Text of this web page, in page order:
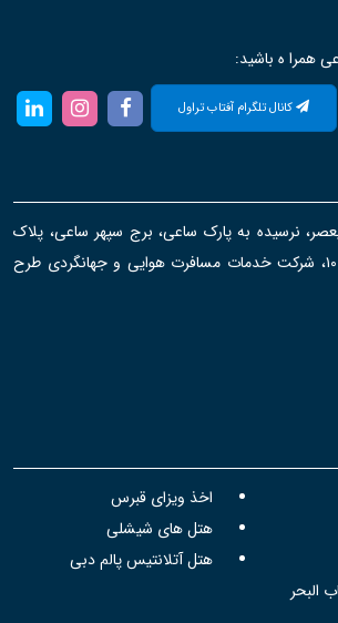
همرا ه باشید:
کانال تلگرام آفتاب تراول
نرسیده به پارک ساعی، برج سپهر ساعی، پلاک
۲۲۳۰، طبقه اول، واحد ۱۰، شرکت خدمات مسافرت هوایی و جهانگردی طرح
اخذ ویزای قبرس
هتل های شیشلی
هتل آتلانتیس پالم دبی
البحر